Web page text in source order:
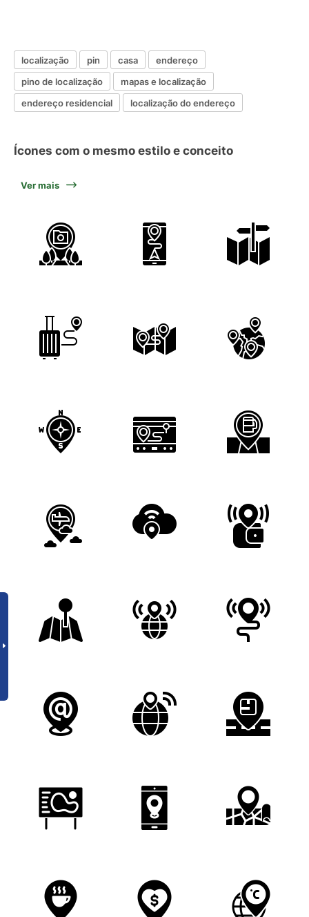
localização pin casa
endereço
pino de localização
mapas e localização
endereço residencial
localização do endereço
Ícones com o mesmo estilo e conceito
Ver mais